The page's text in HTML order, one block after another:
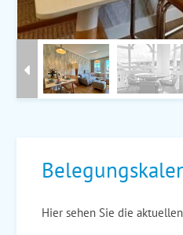
Hier sehen Sie die